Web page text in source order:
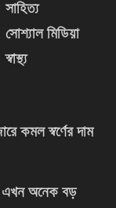
সাহিত্য
সোশ্যাল মিডিয়া
স্বাস্থ্য
কমল স্বর্ণের দাম
এখন অনেক বড়